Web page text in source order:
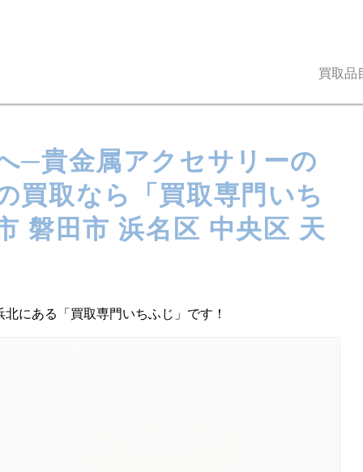
買取品
─貴金属アクセサリーの
買取なら「買取専門いち
磐田市 浜名区 中央区 天
にある「買取専門いちふじ」です！